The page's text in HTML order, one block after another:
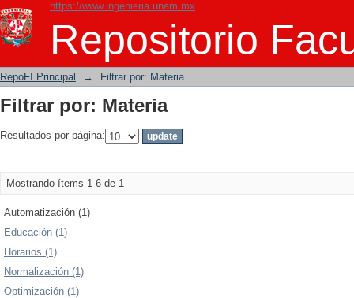
https://www.ingenieria.unam.mx
Repositorio
Filtrar por: Materia
RepoFI Principal → Filtrar por: Materia
Filtrar por: Materia
Resultados por página:
Mostrando ítems 1-6 de 1
Automatización (1)
Educación (1)
Horarios (1)
Normalización (1)
Optimización (1)